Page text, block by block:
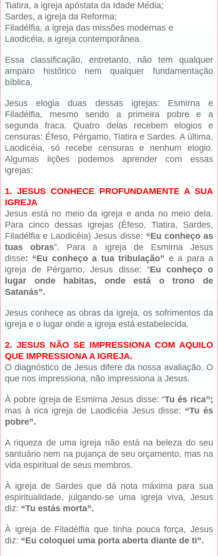
Tiatira, a igreja apóstata da Idade Média;
Sardes, a igreja da Reforma;
Filadélfia, a igreja das missões modernas e
Laodicéia, a igreja contemporânea.
Essa classificação, entretanto, não tem qualquer
amparo histórico nem qualquer fundamentação
bíblica.
Jesus elogia duas dessas igrejas: Esmirna e
Filadélfia, mesmo sendo a primeira pobre e a
segunda fraca. Quatro delas recebem elogios e
censuras: Éfeso, Pérgamo, Tiatira e Sardes. A última,
Laodicéia, só recebe censuras e nenhum elogio.
Algumas lições podemos aprender com essas
igrejas:
1. JESUS CONHECE PROFUNDAMENTE A SUA
IGREJA
Jesus está no meio da igreja e anda no meio dela.
Para cinco dessas igrejas (Éfeso, Tiatira, Sardes,
Filadélfia e Laodicéia) Jesus disse: “Eu conheço as
tuas obras”. Para a igreja de Esmirna Jesus
disse: “Eu conheço a tua tribulação” e a para a
igreja de Pérgamo, Jesus disse: “Eu conheço o
lugar onde habitas, onde está o trono de
Satanás”.
Jesus conhece as obras da igreja, os sofrimentos da
igreja e o lugar onde a igreja está estabelecida.
2. JESUS NÃO SE IMPRESSIONA COM AQUILO
QUE IMPRESSIONA A IGREJA.
O diagnóstico de Jesus difere da nossa avaliação. O
que nos impressiona, não impressiona a Jesus.
À pobre igreja de Esmirna Jesus disse: “Tu és rica”;
mas à rica igreja de Laodicéia Jesus disse: “Tu és
pobre”.
A riqueza de uma igreja não está na beleza do seu
santuário nem na pujança de seu orçamento, mas na
vida espiritual de seus membros.
À igreja de Sardes que dá nota máxima para sua
espiritualidade, julgando-se uma igreja viva, Jesus
diz: “Tu estás morta”.
À igreja de Filadélfia que tinha pouca força, Jesus
diz: “Eu coloquei uma porta aberta diante de ti”.